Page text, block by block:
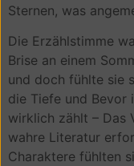
Sternen, was
Die Erzählstimme
Brise an einem
und doch fühlte sie
die Tiefe und Bevor
wirklich zählt – Das
wahre Literatur
Charaktere fühlten